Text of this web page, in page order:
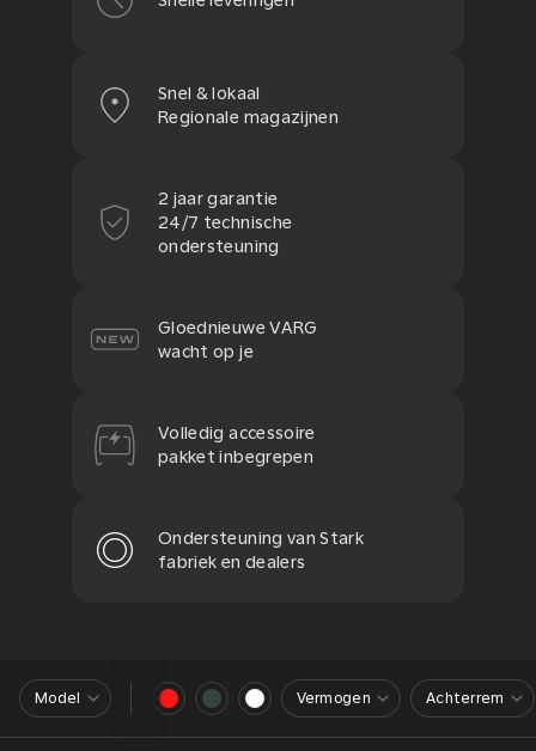
Snel & lokaal
Regionale magazijnen
2 jaar garantie
24/7 technische
ondersteuning
Gloednieuwe VARG
wacht op je
Volledig accessoire
pakket inbegrepen
Ondersteuning van Stark
fabriek en dealers
Model Vermogen Achterrem